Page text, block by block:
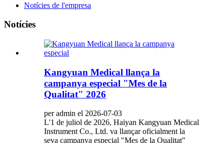
Notícies de l'empresa
Notícies
Kangyuan Medical llança la
campanya especial "Mes de la
Qualitat" 2026
per admin el 2026-07-03
L'1 de juliol de 2026, Haiyan Kangyuan Medical
Instrument Co., Ltd. va llançar oficialment la
seva campanya especial "Mes de la Qualitat"